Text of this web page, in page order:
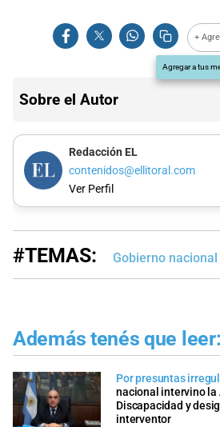
+
Agregar a tus
Sobre el Autor
Redacción EL
contenidos@ellitoral.com
Ver Perfil
#TEMAS: Gobierno nacional
Además tenés que leer:
Por presuntas
nacional intervino la
Discapacidad y
interventor